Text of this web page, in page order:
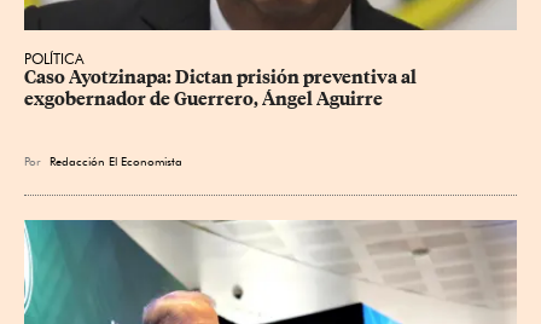
POLÍTICA
Caso Ayotzinapa: Dictan prisión preventiva al
exgobernador de Guerrero, Ángel Aguirre
Por Redacción El Economista